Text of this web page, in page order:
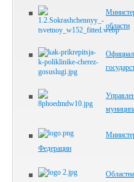
области
Федерации